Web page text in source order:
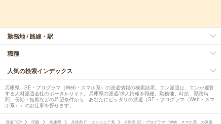
勤務地 / 路線・駅
職種
人気の検索インデックス
兵庫県 - SE・プログラマ（Web・スマホ系）の派遣情報の検索結果。エン派遣は、エンが運営
する人材派遣会社のポータルサイト。兵庫県の派遣/求人情報を職種、勤務地、時給、勤務時
間、長期・短期などの希望条件から、あなたにピッタリの派遣（SE・プログラマ（Web・スマ
ホ系））のお仕事を探せます。
派遣TOP 関西 兵庫県 兵庫県 IT・エンジニア系 兵庫県 SE・プログラマ（Web・スマホ系）の派遣